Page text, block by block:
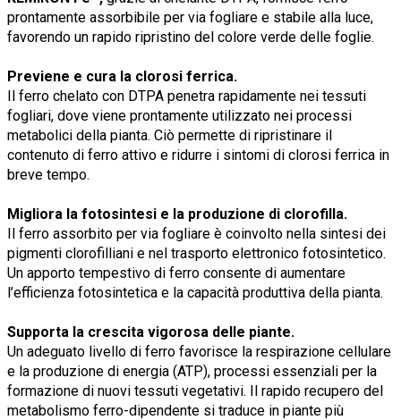
prontamente assorbibile per via fogliare e stabile alla luce,
favorendo un rapido ripristino del colore verde delle foglie.
Previene e cura la clorosi ferrica.
Il ferro chelato con DTPA penetra rapidamente nei tessuti
fogliari, dove viene prontamente utilizzato nei processi
metabolici della pianta. Ciò permette di ripristinare il
contenuto di ferro attivo e ridurre i sintomi di clorosi ferrica in
breve tempo.
Migliora la fotosintesi e la produzione di clorofilla.
Il ferro assorbito per via fogliare è coinvolto nella sintesi dei
pigmenti clorofilliani e nel trasporto elettronico fotosintetico.
Un apporto tempestivo di ferro consente di aumentare
l’efficienza fotosintetica e la capacità produttiva della pianta.
Supporta la crescita vigorosa delle piante.
Un adeguato livello di ferro favorisce la respirazione cellulare
e la produzione di energia (ATP), processi essenziali per la
formazione di nuovi tessuti vegetativi. Il rapido recupero del
metabolismo ferro-dipendente si traduce in piante più